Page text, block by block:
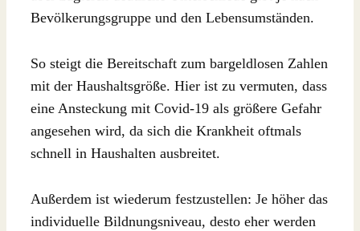
Bevölkerungsgruppe und den Lebensumständen.
So steigt die Bereitschaft zum bargeldlosen Zahlen
mit der Haushaltsgröße. Hier ist zu vermuten, dass
eine Ansteckung mit Covid-19 als größere Gefahr
angesehen wird, da sich die Krankheit oftmals
schnell in Haushalten ausbreitet.
Außerdem ist wiederum festzustellen: Je höher das
individuelle Bildnungsniveau, desto eher werden